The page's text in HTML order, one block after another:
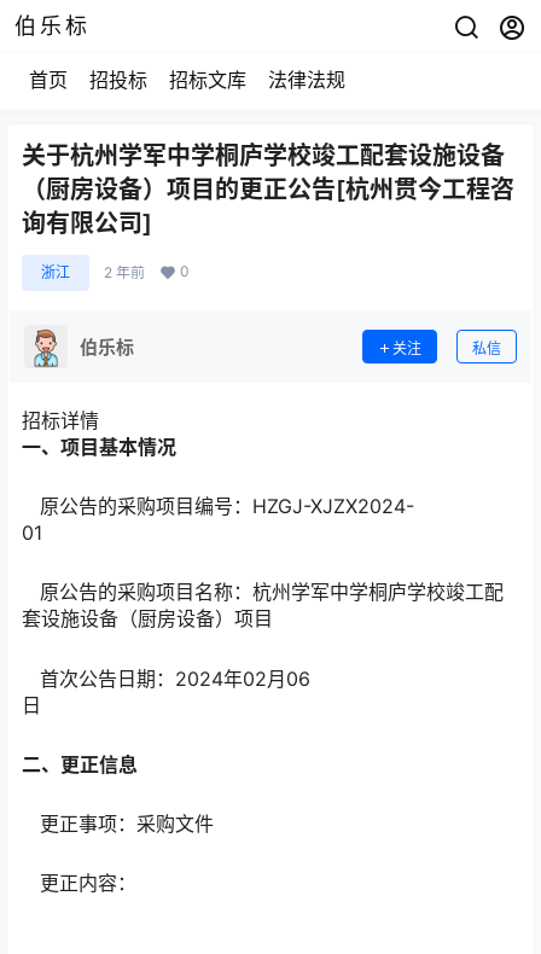
伯乐标
首页 招投标 招标文库 法律法规
关于杭州学军中学桐庐学校竣工配套设施设备
（厨房设备）项目的更正公告[杭州贯今工程咨
询有限公司]
浙江 2 年前 0
伯乐标 关注 私信
招标详情
一、项目基本情况
原公告的采购项目编号：HZGJ-XJZX2024-
01
原公告的采购项目名称：杭州学军中学桐庐学校竣工配
套设施设备（厨房设备）项目
首次公告日期：2024年02月06
日
二、更正信息
更正事项：采购文件
更正内容：